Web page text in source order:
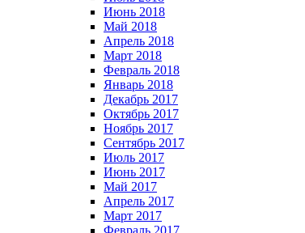
Июнь 2018
Май 2018
Апрель 2018
Март 2018
Февраль 2018
Январь 2018
Декабрь 2017
Октябрь 2017
Ноябрь 2017
Сентябрь 2017
Июль 2017
Июнь 2017
Май 2017
Апрель 2017
Март 2017
Февраль 2017